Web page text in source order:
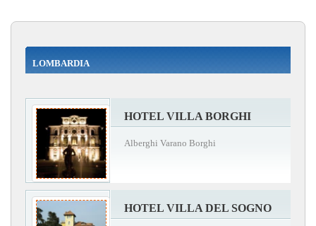
LOMBARDIA
HOTEL VILLA BORGHI
Alberghi Varano Borghi
HOTEL VILLA DEL SOGNO